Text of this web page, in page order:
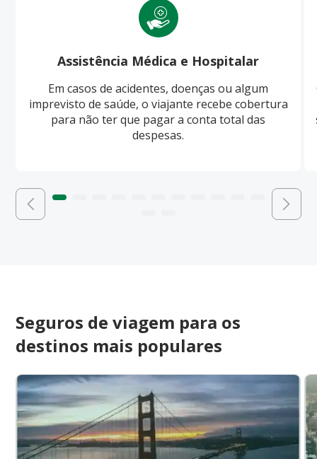
Assistência Médica e Hospitalar
Em casos de acidentes, doenças ou algum
imprevisto de saúde, o viajante recebe cobertura
para não ter que pagar a conta total das
despesas.
Seguros de viagem para os
destinos mais populares